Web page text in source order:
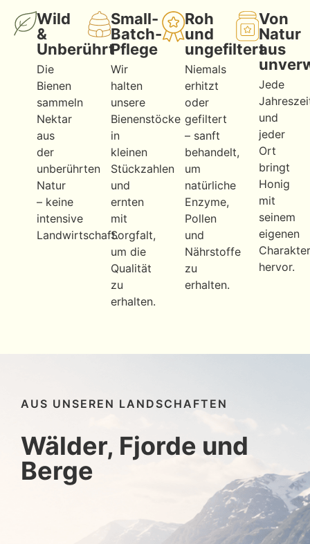
Wild
&
Unberührt
Die
Bienen
sammeln
Nektar
aus
der
unberührten
Natur
– keine
intensive
Landwirtschaft.
Small-
Batch-
Pflege
Wir
halten
unsere
Bienenstöcke
in
kleinen
Stückzahlen
und
ernten
mit
Sorgfalt,
um die
Qualität
zu
erhalten.
Roh
und
ungefiltert
Niemals
erhitzt
oder
gefiltert
– sanft
behandelt,
um
natürliche
Enzyme,
Pollen
und
Nährstoffe
zu
erhalten.
Von
Natur
aus
Jede
und
jeder
Ort
bringt
Honig
mit
seinem
eigenen
Charakter
hervor.
AUS UNSEREN LANDSCHAFTEN
Wälder, Fjorde und
Berge